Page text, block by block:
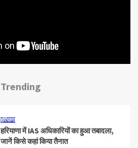
Trending
हरियाणा
हरियाणा में IAS अधिकारियों का हुआ तबादला,
जानें किसे कहां किया तैनात